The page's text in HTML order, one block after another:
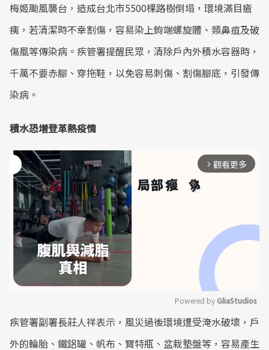
梅姬颱風襲台，造成台北市5500棵路樹倒塌，環境滿目瘡
痍，若清潔時不幸割傷，容易染上鉤端螺旋體、類鼻疽及破
傷風等傳染病。疾管署提醒民眾，清除戶內外積水容器時，
千萬不要赤腳、穿拖鞋，以免容易刺傷、割傷腳底，引發傳
染病。
積水恐增登革熱疫情
arrow_forward_ios 觀看更多
Mute
Powered by GliaStudios
疾管署副署長莊人祥表示，風災過後環境遭受淹水破壞，戶
外的輪胎、鐵鋁罐、帆布、寶特瓶、盆栽墊盤等，容易產生